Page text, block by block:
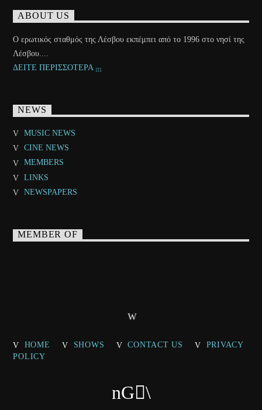
ABOUT US
Ο ερωτικός σταθμός της Λέσβου εκπέμπει από το 1996 στο νησί της
Λέσβου....
ΔΕΙΤΕ ΠΕΡΙΣΣΟΤΕΡΑ
NEWS
MUSIC NEWS
CINE NEWS
MEMBERS
LINKS
NEWSPAPERS
MEMBER OF
HOME SHOWS CONTACT US
PRIVACY
POLICY